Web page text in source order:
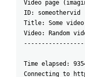
Video page
ID: someothervid
Title: Some
Video: Random
Time elapsed:
Connecting to